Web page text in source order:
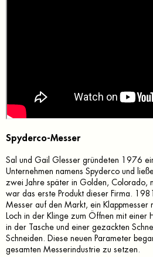
Spyderco-Messer
Sal und Gail Glesser gründeten 1976
Unternehmen namens Spyderco und
zwei Jahre später in Golden, Colorado,
war das erste Produkt dieser Firma.
Messer auf den Markt, ein Klappmesser
Loch in der Klinge zum Öffnen mit einer
in der Tasche und einer gezackten
Schneiden. Diese neuen Parameter
gesamten Messerindustrie zu setzen.